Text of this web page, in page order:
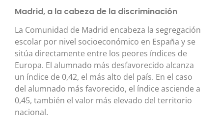
Madrid, a la cabeza de la discriminación
La Comunidad de Madrid encabeza la segregación
escolar por nivel socioeconómico en España y se
sitúa directamente entre los peores índices de
Europa. El alumnado más desfavorecido alcanza
un índice de 0,42, el más alto del país. En el caso
del alumnado más favorecido, el índice asciende a
0,45, también el valor más elevado del territorio
nacional.